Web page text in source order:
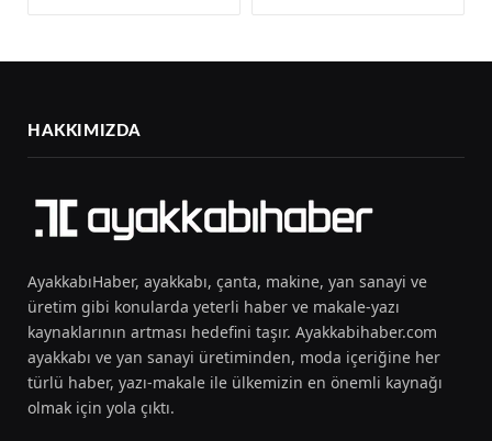
HAKKIMIZDA
AyakkabıHaber, ayakkabı, çanta, makine, yan sanayi ve
üretim gibi konularda yeterli haber ve makale-yazı
kaynaklarının artması hedefini taşır. Ayakkabihaber.com
ayakkabı ve yan sanayi üretiminden, moda içeriğine her
türlü haber, yazı-makale ile ülkemizin en önemli kaynağı
olmak için yola çıktı.